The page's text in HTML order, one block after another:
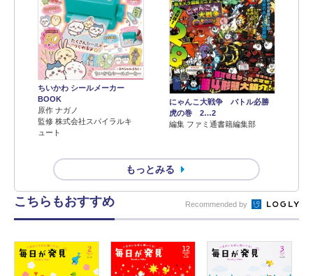
ちいかわ シールメーカー
BOOK
原作 ナガノ
監修 株式会社スパイラルキ
ュート
にゃんこ大戦争 バトル必勝
虎の巻 2…2
編集 ファミ通書籍編集部
もっとみる
こちらもおすすめ Recommended by